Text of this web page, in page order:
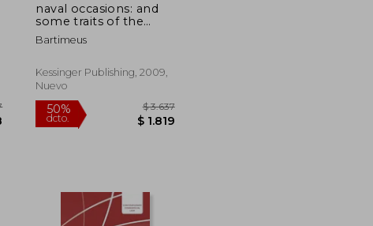
naval occasions: and
some traits of the
sailor man (1915) (en
Inglés)
Bartimeus
Kessinger Publishing, 2009,
Nuevo